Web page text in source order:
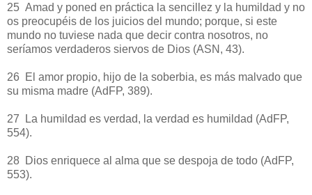
25 Amad y poned en práctica la sencillez y la humildad y no
os preocupéis de los juicios del mundo; porque, si este
mundo no tuviese nada que decir contra nosotros, no
seríamos verdaderos siervos de Dios (ASN, 43).
26 El amor propio, hijo de la soberbia, es más malvado que
su misma madre (AdFP, 389).
27 La humildad es verdad, la verdad es humildad (AdFP,
554).
28 Dios enriquece al alma que se despoja de todo (AdFP,
553).